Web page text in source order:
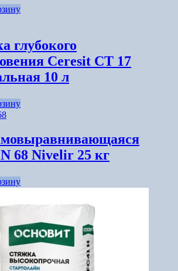
глубокого
Ceresit CT 17
10 л
68 Nivelir 25 кг